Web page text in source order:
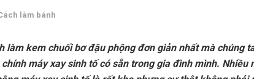
làm bánh
làm kem chuối bơ đậu phộng đơn giản nhất mà chúng
máy xay sinh tố có sẵn trong gia đình mình. Nhiều